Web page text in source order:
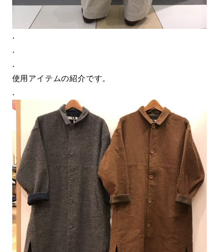
.
.
.
使用アイテムの紹介です。
.